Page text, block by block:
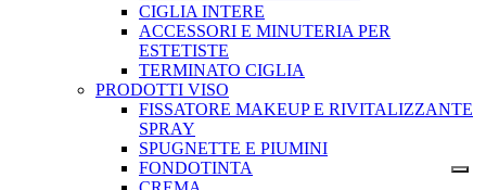
CIGLIA INTERE
ACCESSORI E MINUTERIA PER
ESTETISTE
TERMINATO CIGLIA
PRODOTTI VISO
FISSATORE MAKEUP E RIVITALIZZANTE
SPRAY
SPUGNETTE E PIUMINI
FONDOTINTA